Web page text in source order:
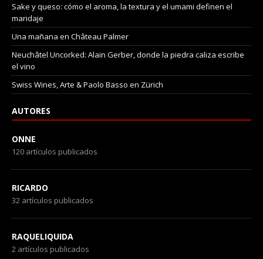
Sake y queso: cómo el aroma, la textura y el umami definen el
maridaje
Una mañana en Château Palmer
Neuchâtel Uncorked: Alain Gerber, donde la piedra caliza escribe
el vino
Swiss Wines, Arte & Paolo Basso en Zürich
AUTORES
ONNE
120 artículos publicados
RICARDO
32 artículos publicados
RAQUELIQUIDA
2 artículos publicados